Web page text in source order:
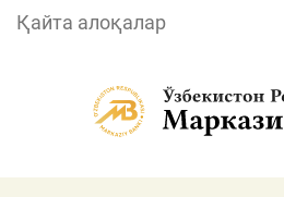
Қайта алоқалар